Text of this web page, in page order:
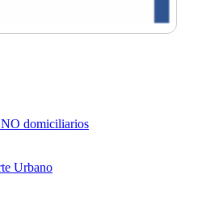
NO domiciliarios
Urbano